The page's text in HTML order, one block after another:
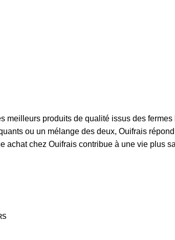
meilleurs produits de qualité issus des
ou un mélange des deux, Ouifrais
chez Ouifrais contribue à une vie plus